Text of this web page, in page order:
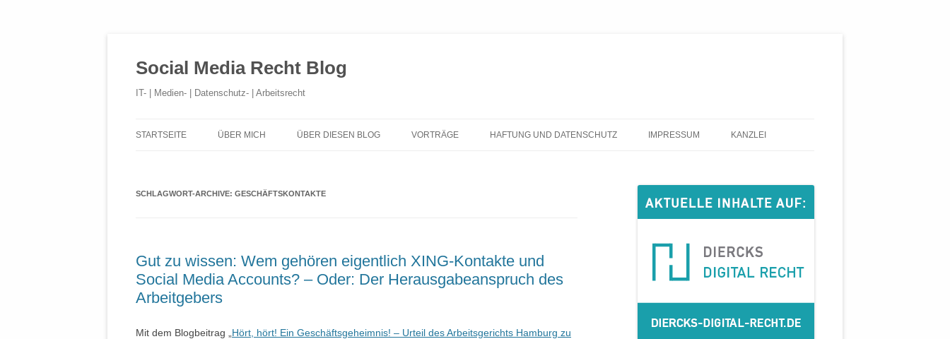
Social Media Recht Blog
IT- | Medien- | Datenschutz- | Arbeitsrecht
Inhalt
STARTSEITE ÜBER MICH ÜBER DIESEN BLOG VORTRÄGE HAFTUNG UND DATENSCHUTZ IMPRESSUM KANZLEI
SCHLAGWORT-ARCHIVE: GESCHÄFTSKONTAKTE
Gut zu wissen: Wem gehören eigentlich XING-Kontakte und
Social Media Accounts? – Oder: Der Herausgabeanspruch des
Arbeitgebers
Mit dem Blogbeitrag „ Hört, hört! Ein Geschäftsgeheimnis! – Urteil des Arbeitsgerichts Hamburg zu